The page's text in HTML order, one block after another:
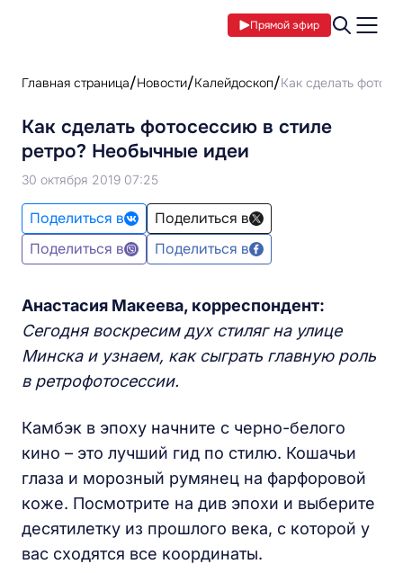
Прямой эфир
Главная страница Новости Калейдоскоп Как сделать
Как сделать фотосессию в стиле
ретро? Необычные идеи
30 октября 2019 07:25
Поделиться в
Поделиться в
Поделиться в
Поделиться в
Анастасия Макеева, корреспондент:
Сегодня воскресим дух стиляг на улице
Минска и узнаем, как сыграть главную роль
в ретрофотосессии.
Камбэк в эпоху начните с черно-белого
кино – это лучший гид по стилю. Кошачьи
глаза и морозный румянец на фарфоровой
коже. Посмотрите на див эпохи и выберите
десятилетку из прошлого века, с которой у
вас сходятся все координаты.